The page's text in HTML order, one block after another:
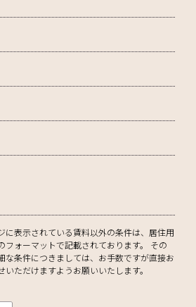
に表示されている賃料以外の条件は、居住用
フォーマットで記載されております。 その
な条件につきましては、お手数ですが直接お
いただけますようお願いいたします。